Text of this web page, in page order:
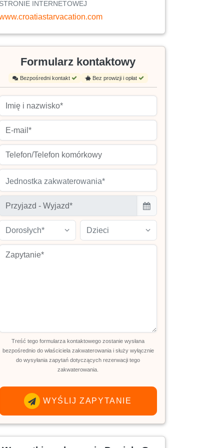
STRONIE INTERNETOWEJ
Formularz kontaktowy
Bezpośredni kontakt Bez prowizji i opłat
Jednostka zakwaterowania*
Dorosłych* Dzieci
Treść tego formularza kontaktowego zostanie wysłana
bezpośrednio do właściciela zakwaterowania i służy wyłącznie
do wysyłania zapytań dotyczących rezerwacji tego
zakwaterowania.
WYŚLIJ ZAPYTANIE